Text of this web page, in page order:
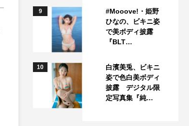
9
#Mooove!・姫野
ひなの、ビキニ姿
で美ボディ披露
『BLT…
10
白濱美兎、ビキニ
姿で色白美ボディ
披露 デジタル限
定写真集『純…